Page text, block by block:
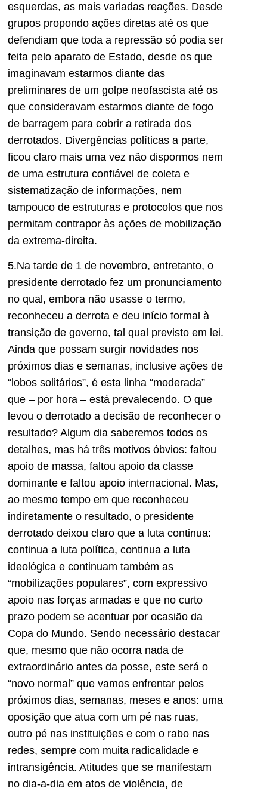
esquerdas, as mais variadas reações. Desde
grupos propondo ações diretas até os que
defendiam que toda a repressão só podia ser
feita pelo aparato de Estado, desde os que
imaginavam estarmos diante das
preliminares de um golpe neofascista até os
que consideravam estarmos diante de fogo
de barragem para cobrir a retirada dos
derrotados. Divergências políticas a parte,
ficou claro mais uma vez não dispormos nem
de uma estrutura confiável de coleta e
sistematização de informações, nem
tampouco de estruturas e protocolos que nos
permitam contrapor às ações de mobilização
da extrema-direita.
5.Na tarde de 1 de novembro, entretanto, o
presidente derrotado fez um pronunciamento
no qual, embora não usasse o termo,
reconheceu a derrota e deu início formal à
transição de governo, tal qual previsto em lei.
Ainda que possam surgir novidades nos
próximos dias e semanas, inclusive ações de
“lobos solitários”, é esta linha “moderada”
que – por hora – está prevalecendo. O que
levou o derrotado a decisão de reconhecer o
resultado? Algum dia saberemos todos os
detalhes, mas há três motivos óbvios: faltou
apoio de massa, faltou apoio da classe
dominante e faltou apoio internacional. Mas,
ao mesmo tempo em que reconheceu
indiretamente o resultado, o presidente
derrotado deixou claro que a luta continua:
continua a luta política, continua a luta
ideológica e continuam também as
“mobilizações populares”, com expressivo
apoio nas forças armadas e que no curto
prazo podem se acentuar por ocasião da
Copa do Mundo. Sendo necessário destacar
que, mesmo que não ocorra nada de
extraordinário antes da posse, este será o
“novo normal” que vamos enfrentar pelos
próximos dias, semanas, meses e anos: uma
oposição que atua com um pé nas ruas,
outro pé nas instituições e com o rabo nas
redes, sempre com muita radicalidade e
intransigência. Atitudes que se manifestam
no dia-a-dia em atos de violência, de